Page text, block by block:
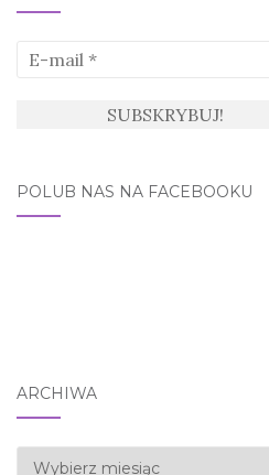
POLUB NAS NA FACEBOOKU
ARCHIWA
Archiwa